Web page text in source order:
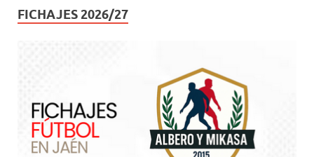
FICHAJES 2026/27